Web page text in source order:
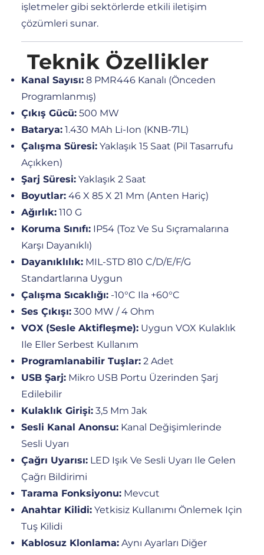
işletmeler gibi sektörlerde etkili iletişim
çözümleri sunar.
Teknik Özellikler
Kanal Sayısı: 8 PMR446 Kanalı (önceden
Programlanmış)
Çıkış Gücü: 500 MW
Batarya: 1.430 MAh Li-Ion (KNB-71L)
Çalışma Süresi: Yaklaşık 15 Saat (pil Tasarrufu
Açıkken)
Şarj Süresi: Yaklaşık 2 Saat
Boyutlar: 46 X 85 X 21 Mm (anten Hariç)
Ağırlık: 110 G
Koruma Sınıfı: IP54 (toz Ve Su Sıçramalarına
Karşı Dayanıklı)
Dayanıklılık: MIL-STD 810 C/D/E/F/G
Standartlarına Uygun
Çalışma Sıcaklığı: -10°C Ila +60°C
Ses Çıkışı: 300 MW / 4 Ohm
VOX (Sesle Aktifleşme): Uygun VOX Kulaklık
Ile Eller Serbest Kullanım
Programlanabilir Tuşlar: 2 Adet
USB Şarj: Mikro USB Portu Üzerinden Şarj
Edilebilir
Kulaklık Girişi: 3,5 Mm Jak
Sesli Kanal Anonsu: Kanal Değişimlerinde
Sesli Uyarı
Çağrı Uyarısı: LED Işık Ve Sesli Uyarı Ile Gelen
Çağrı Bildirimi
Tarama Fonksiyonu: Mevcut
Anahtar Kilidi: Yetkisiz Kullanımı Önlemek Için
Tuş Kilidi
Kablosuz Klonlama: Aynı Ayarları Diğer